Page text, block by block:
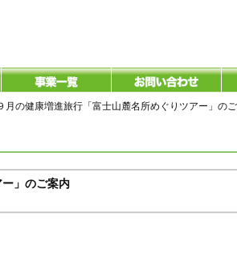
月の健康増進旅行「富士山麓名所めぐりツアー」の
」のご案内